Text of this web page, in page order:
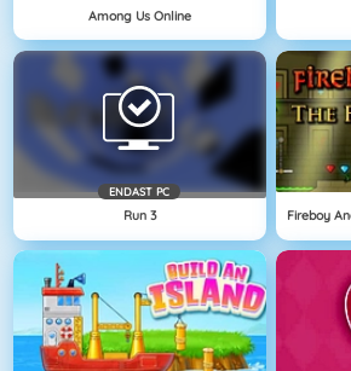
Among Us Online
ENDAST PC
Run 3